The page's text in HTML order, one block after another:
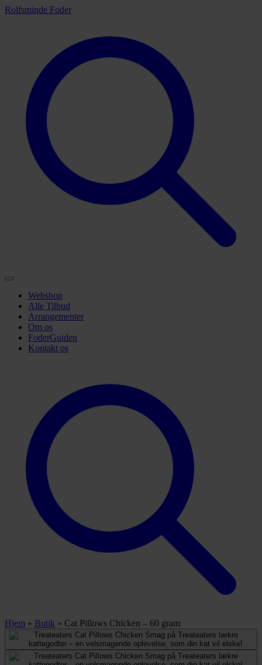
Rolfsminde Foder
Webshop
Alle Tilbud
Arrangementer
Om os
FoderGuiden
Kontakt os
Hjem » Butik » Cat Pillows Chicken – 60 gram